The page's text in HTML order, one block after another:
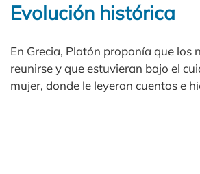
Evolución histórica
En Grecia, Platón proponía que los
reunirse y que estuvieran bajo el
mujer, donde le leyeran cuentos e